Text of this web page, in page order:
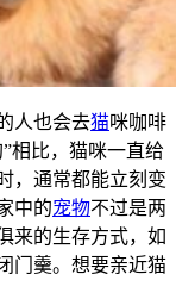
人也会去猫咪咖啡
相比，猫咪一直给
，通常都能立刻变
中的宠物不过是两
来的生存方式，如
门羹。想要亲近猫